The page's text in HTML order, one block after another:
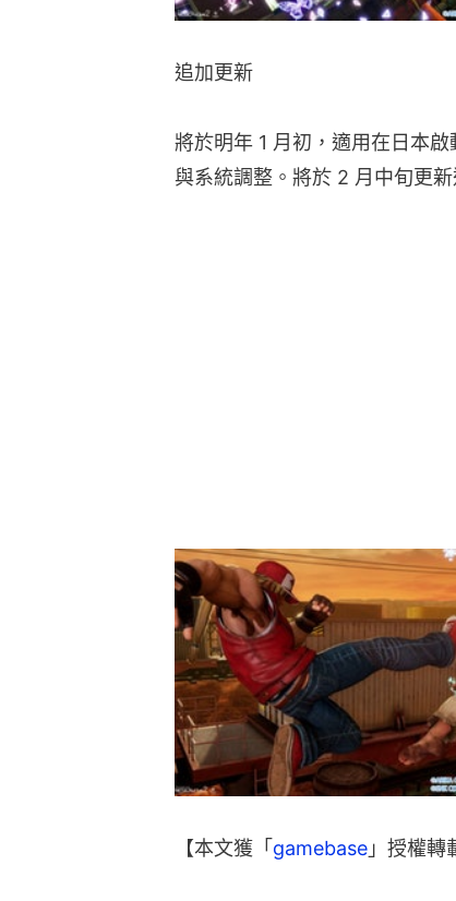
【本文獲「gamebase」授權轉
《香港01》App，手機用戶，
送！
立即下載： https://